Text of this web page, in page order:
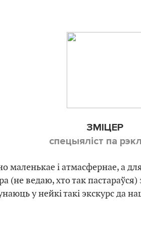
ЗМIЦЕР
спецыялiст па
маленькае і атмасфернае, а
(не ведаю, хто так
у нейкі такі экскурс да